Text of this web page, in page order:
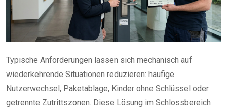
Typische Anforderungen lassen sich mechanisch auf
wiederkehrende Situationen reduzieren: häufige
Nutzerwechsel, Paketablage, Kinder ohne Schlüssel oder
getrennte Zutrittszonen. Diese Lösung im Schlossbereich